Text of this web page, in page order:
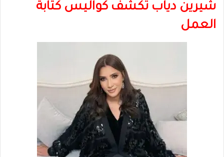
شيرين دياب تكشف كواليس كتابة
العمل